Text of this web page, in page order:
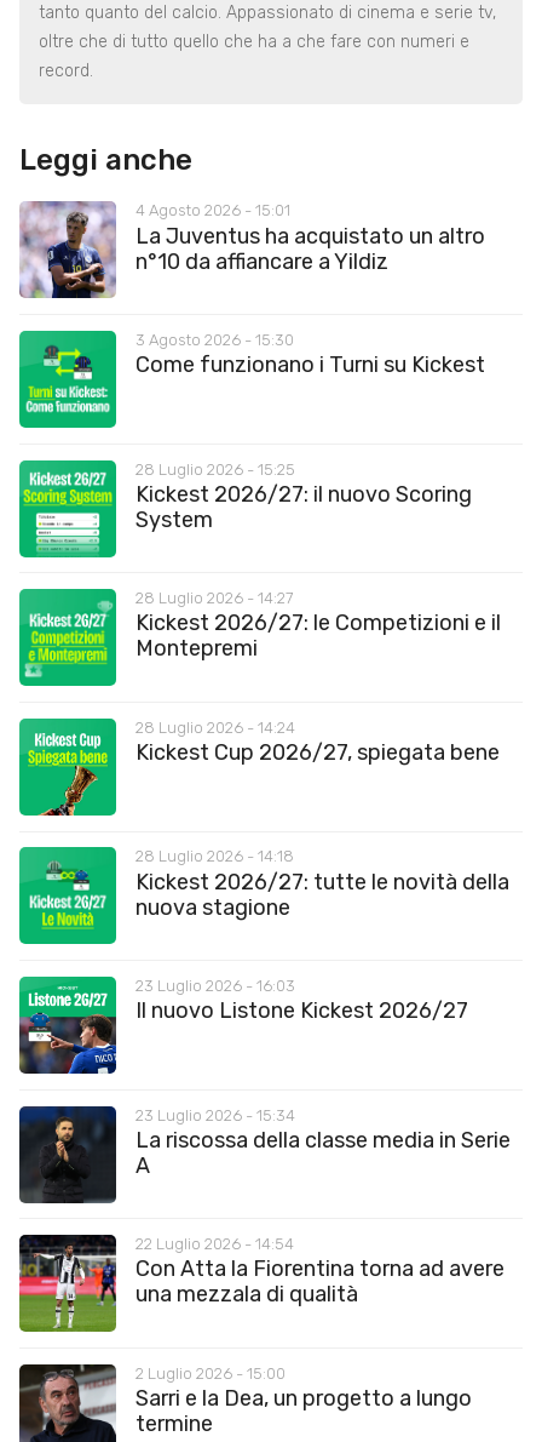
tanto quanto del calcio. Appassionato di cinema e serie tv,
oltre che di tutto quello che ha a che fare con numeri e
record.
Leggi anche
4 Agosto 2026 - 15:01
La Juventus ha acquistato un altro
n°10 da affiancare a Yildiz
3 Agosto 2026 - 15:30
Come funzionano i Turni su Kickest
28 Luglio 2026 - 15:25
Kickest 2026/27: il nuovo Scoring
System
28 Luglio 2026 - 14:27
Kickest 2026/27: le Competizioni e il
Montepremi
28 Luglio 2026 - 14:24
Kickest Cup 2026/27, spiegata bene
28 Luglio 2026 - 14:18
Kickest 2026/27: tutte le novità della
nuova stagione
23 Luglio 2026 - 16:03
Il nuovo Listone Kickest 2026/27
23 Luglio 2026 - 15:34
La riscossa della classe media in Serie
A
22 Luglio 2026 - 14:54
Con Atta la Fiorentina torna ad avere
una mezzala di qualità
2 Luglio 2026 - 15:00
Sarri e la Dea, un progetto a lungo
termine